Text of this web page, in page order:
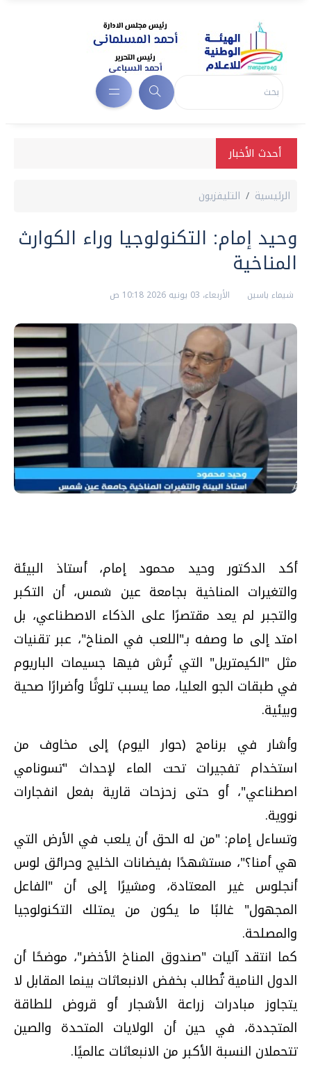
أحدث الأخبار
الرئيسية التليفزيون
وحيد إمام: التكنولوجيا وراء الكوارث
المناخية
شيماء ياسين الأربعاء، 03 يونيه 2026 10:18 ص
أكد الدكتور وحيد محمود إمام، أستاذ البيئة
والتغيرات المناخية بجامعة عين شمس، أن التكبر
والتجبر لم يعد مقتصرًا على الذكاء الاصطناعي، بل
امتد إلى ما وصفه بـ"اللعب في المناخ"، عبر تقنيات
مثل "الكيمتريل" التي تُرش فيها جسيمات الباريوم
في طبقات الجو العليا، مما يسبب تلوثًا وأضرارًا صحية
وبيئية.
وأشار في برنامج (حوار اليوم) إلى مخاوف من
استخدام تفجيرات تحت الماء لإحداث "تسونامي
اصطناعي"، أو حتى زحزحات قارية بفعل انفجارات
نووية.
وتساءل إمام: "من له الحق أن يلعب في الأرض التي
هي أمنا؟"، مستشهدًا بفيضانات الخليج وحرائق لوس
أنجلوس غير المعتادة، ومشيرًا إلى أن "الفاعل
المجهول" غالبًا ما يكون من يمتلك التكنولوجيا
والمصلحة.
كما انتقد آليات "صندوق المناخ الأخضر"، موضحًا أن
الدول النامية تُطالب بخفض الانبعاثات بينما المقابل لا
يتجاوز مبادرات زراعة الأشجار أو قروض للطاقة
المتجددة، في حين أن الولايات المتحدة والصين
تتحملان النسبة الأكبر من الانبعاثات عالميًا.